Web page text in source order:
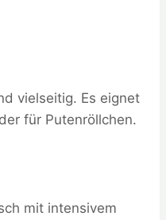
vielseitig. Es eignet
für Putenröllchen.
mit intensivem